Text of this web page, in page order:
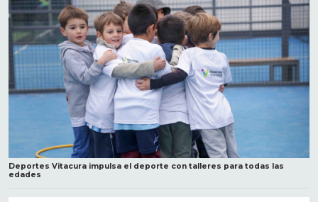
Deportes Vitacura impulsa el deporte con talleres para todas las
edades